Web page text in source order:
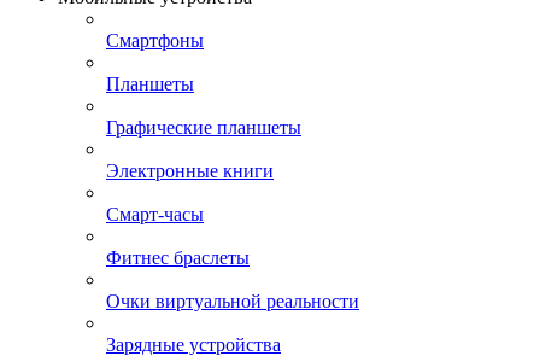
Смартфоны
Планшеты
Графические планшеты
Электронные книги
Смарт-часы
Фитнес браслеты
Очки виртуальной реальности
Зарядные устройства